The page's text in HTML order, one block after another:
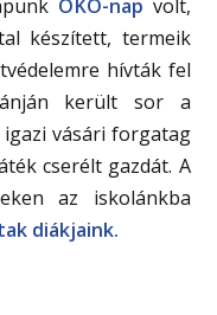
ÖKO-nap volt,
készített, termeik
hívták fel
került sor a
igazi vásári forgatag
cserélt gazdát. A
az iskolánkba
diákjaink.